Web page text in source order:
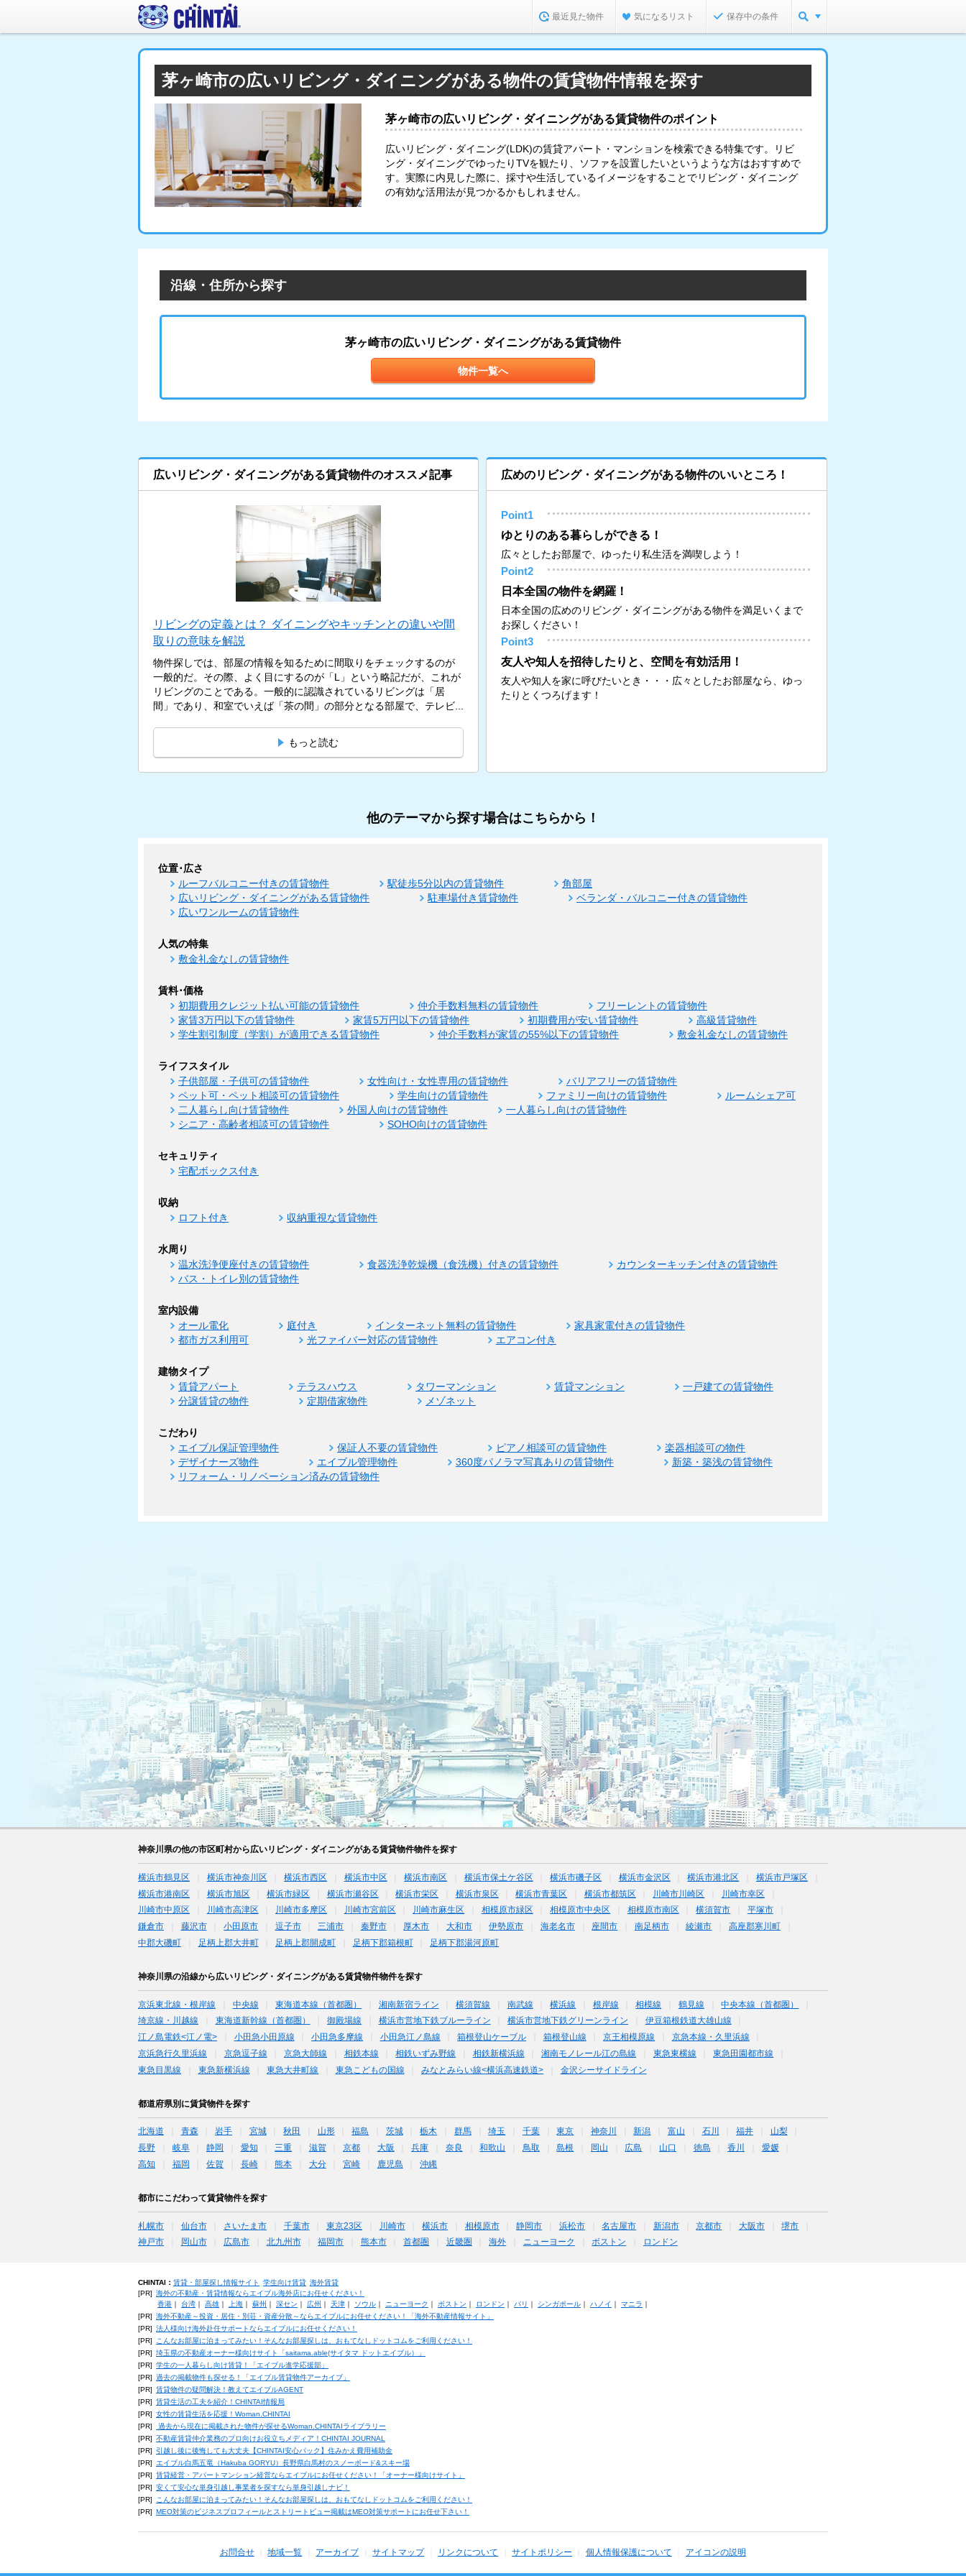
最近見た物件 気になるリスト 保存中の条件
茅ヶ崎市の広いリビング・ダイニングがある物件の賃貸物件情報を探す
茅ヶ崎市の広いリビング・ダイニングがある賃貸物件のポイント
広いリビング・ダイニング(LDK)の賃貸アパート・マンションを検索できる特集です。リビ
ング・ダイニングでゆったりTVを観たり、ソファを設置したいというような方はおすすめで
す。実際に内見した際に、採寸や生活しているイメージをすることでリビング・ダイニング
の有効な活用法が見つかるかもしれません。
沿線・住所から探す
茅ヶ崎市の広いリビング・ダイニングがある賃貸物件
物件一覧へ
広いリビング・ダイニングがある賃貸物件のオススメ記事
リビングの定義とは？ ダイニングやキッチンとの違いや間
取りの意味を解説
物件探しでは、部屋の情報を知るために間取りをチェックするのが
一般的だ。その際、よく目にするのが「L」という略記だが、これが
リビングのことである。一般的に認識されているリビングは「居
間」であり、和室でいえば「茶の間」の部分となる部屋で、テレビ...
もっと読む
広めのリビング・ダイニングがある物件のいいところ！
Point1
ゆとりのある暮らしができる！
広々としたお部屋で、ゆったり私生活を満喫しよう！
Point2
日本全国の物件を網羅！
日本全国の広めのリビング・ダイニングがある物件を満足いくまで
お探しください！
Point3
友人や知人を招待したりと、空間を有効活用！
友人や知人を家に呼びたいとき・・・広々としたお部屋なら、ゆっ
たりとくつろげます！
他のテーマから探す場合はこちらから！
位置･広さ
ルーフバルコニー付きの賃貸物件 駅徒歩5分以内の賃貸物件
角部屋
広いリビング・ダイニングがある賃貸物件
駐車場付き賃貸物件
ベランダ・バルコニー付きの賃貸物件
広いワンルームの賃貸物件
人気の特集
敷金礼金なしの賃貸物件
賃料･価格
初期費用クレジット払い可能の賃貸物件 仲介手数料無料の賃貸物件
フリーレントの賃貸物件
家賃3万円以下の賃貸物件
家賃5万円以下の賃貸物件 初期費用が安い賃貸物件
高級賃貸物件
学生割引制度（学割）が適用できる賃貸物件
仲介手数料が家賃の55%以下の賃貸物件 敷金礼金なしの賃貸物件
ライフスタイル
子供部屋・子供可の賃貸物件 女性向け・女性専用の賃貸物件
バリアフリーの賃貸物件
ペット可・ペット相談可の賃貸物件
学生向けの賃貸物件 ファミリー向けの賃貸物件
ルームシェア可
二人暮らし向け賃貸物件
外国人向けの賃貸物件
一人暮らし向けの賃貸物件
シニア・高齢者相談可の賃貸物件
SOHO向けの賃貸物件
セキュリティ
宅配ボックス付き
収納
ロフト付き 収納重視な賃貸物件
水周り
温水洗浄便座付きの賃貸物件 食器洗浄乾燥機（食洗機）付きの賃貸物件
カウンターキッチン付きの賃貸物件
バス・トイレ別の賃貸物件
室内設備
オール電化 庭付き インターネット無料の賃貸物件
家具家電付きの賃貸物件
都市ガス利用可
光ファイバー対応の賃貸物件 エアコン付き
建物タイプ
賃貸アパート テラスハウス タワーマンション 賃貸マンション
一戸建ての賃貸物件
分譲賃貸の物件
定期借家物件 メゾネット
こだわり
エイブル保証管理物件 保証人不要の賃貸物件 ピアノ相談可の賃貸物件
楽器相談可の物件
デザイナーズ物件
エイブル管理物件 360度パノラマ写真ありの賃貸物件
新築・築浅の賃貸物件
リフォーム・リノベーション済みの賃貸物件
神奈川県の他の市区町村から広いリビング・ダイニングがある賃貸物件物件を探す
横浜市鶴見区 横浜市神奈川区 横浜市西区 横浜市中区 横浜市南区 横浜市保土ケ谷区 横浜市磯子区 横浜市金沢区 横浜市港北区
横浜市戸塚区
横浜市港南区
横浜市旭区 横浜市緑区 横浜市瀬谷区 横浜市栄区 横浜市泉区 横浜市青葉区 横浜市都筑区 川崎市川崎区
川崎市幸区
川崎市中原区
川崎市高津区 川崎市多摩区 川崎市宮前区 川崎市麻生区 相模原市緑区 相模原市中央区 相模原市南区 横須賀市
平塚市
鎌倉市
藤沢市 小田原市 逗子市 三浦市 秦野市 厚木市 大和市 伊勢原市 海老名市 座間市 南足柄市 綾瀬市
高座郡寒川町
中郡大磯町
足柄上郡大井町 足柄上郡開成町 足柄下郡箱根町 足柄下郡湯河原町
神奈川県の沿線から広いリビング・ダイニングがある賃貸物件物件を探す
京浜東北線・根岸線 中央線 東海道本線（首都圏） 湘南新宿ライン 横須賀線 南武線 横浜線 根岸線 相模線 鶴見線
中央本線（首都圏）
埼京線・川越線
東海道新幹線（首都圏） 御殿場線 横浜市営地下鉄ブルーライン 横浜市営地下鉄グリーンライン
伊豆箱根鉄道大雄山線
江ノ島電鉄<江ノ電>
小田急小田原線 小田急多摩線 小田急江ノ島線 箱根登山ケーブル 箱根登山線 京王相模原線
京急本線・久里浜線
京浜急行久里浜線
京急逗子線 京急大師線 相鉄本線 相鉄いずみ野線 相鉄新横浜線 湘南モノレール江の島線 東急東横線
東急田園都市線
東急目黒線
東急新横浜線 東急大井町線 東急こどもの国線 みなとみらい線<横浜高速鉄道> 金沢シーサイドライン
都道府県別に賃貸物件を探す
北海道 青森 岩手 宮城 秋田 山形 福島 茨城 栃木 群馬 埼玉 千葉 東京 神奈川 新潟 富山 石川 福井
山梨
長野
岐阜 静岡 愛知 三重 滋賀 京都 大阪 兵庫 奈良 和歌山 鳥取 島根 岡山 広島 山口 徳島 香川
愛媛
高知
福岡 佐賀 長崎 熊本 大分 宮崎 鹿児島 沖縄
都市にこだわって賃貸物件を探す
札幌市 仙台市 さいたま市 千葉市 東京23区 川崎市 横浜市 相模原市 静岡市 浜松市 名古屋市 新潟市 京都市 大阪市
堺市
神戸市
岡山市 広島市 北九州市 福岡市 熊本市 首都圏 近畿圏 海外 ニューヨーク ボストン ロンドン
CHINTAI： 賃貸・部屋探し情報サイト 学生向け賃貸 海外賃貸
[PR] 海外の不動産・賃貸情報ならエイブル海外店にお任せください！
香港｜ 台湾｜ 高雄｜ 上海｜ 蘇州 深セン 広州 天津｜ ソウル｜ ニューヨーク ボストン ロンドン パリ シンガポール｜ ハノイ マニラ
[PR] 海外不動産～投資・居住・別荘・資産分散～ならエイブルにお任せください！「海外不動産情報サイト」
[PR] 法人様向け海外赴任サポートならエイブルにお任せください！
[PR]
こんなお部屋に泊まってみたい！そんなお部屋探しは、おもてなしドットコムをご利用ください！
[PR] 埼玉県の不動産オーナー様向けサイト「saitama.able(サイタマ ドットエイブル）」
[PR] 学生の一人暮らし向け賃貸！「エイブル進学応援部」
[PR] 過去の掲載物件も探せる！「エイブル賃貸物件アーカイブ」
[PR] 賃貸物件の疑問解決！教えてエイブルAGENT
[PR] 賃貸生活の工夫を紹介！CHINTAI情報局
[PR] 女性の賃貸生活を応援！Woman.CHINTAI
[PR]
過去から現在に掲載された物件が探せるWoman.CHINTAIライブラリー
[PR] 不動産賃貸仲介業務のプロ向けお役立ちメディア！CHINTAI JOURNAL
[PR]
引越し後に後悔しても大丈夫【CHINTAI安心パック】住みかえ費用補助金
[PR] エイブル白馬五竜（Hakuba GORYU）長野県白馬村のスノーボード&スキー場
[PR] 賃貸経営・アパートマンション経営ならエイブルにお任せください！「オーナー様向けサイト」
[PR] 安くて安心な単身引越し事業者を探すなら単身引越しナビ！
[PR]
こんなお部屋に泊まってみたい！そんなお部屋探しは、おもてなしドットコムをご利用ください！
[PR] MEO対策のビジネスプロフィールとストリートビュー掲載はMEO対策サポートにお任せ下さい！
お問合せ 地域一覧 アーカイブ サイトマップ リンクについて サイトポリシー 個人情報保護について アイコンの説明